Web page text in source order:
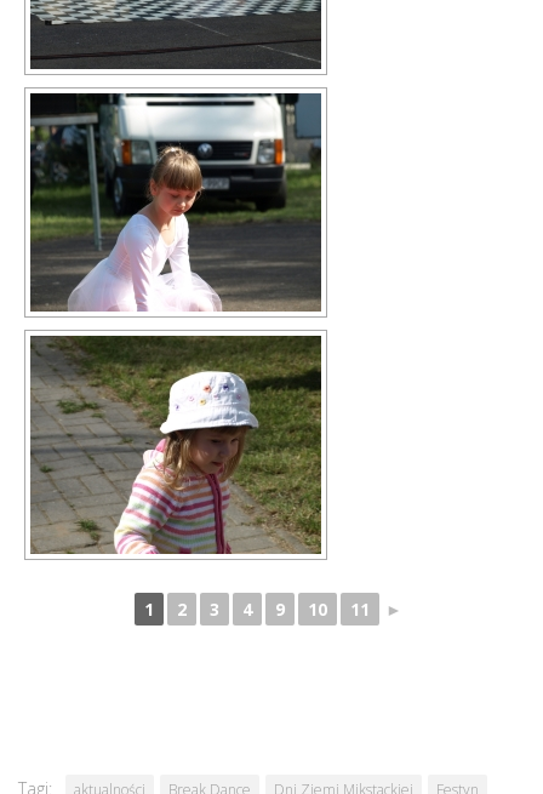
1 2 3 4 9 10 11 ►
Tagi: aktualności Break Dance Dni Ziemi Mikstackiej
Festyn